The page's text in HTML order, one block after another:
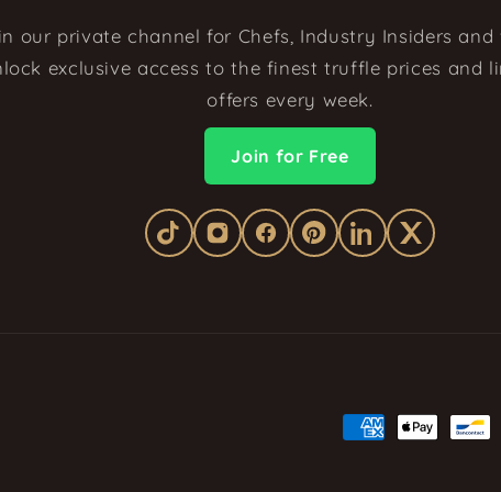
our private channel for Chefs, Industry Insiders and
exclusive access to the finest truffle prices and
offers every week.
Join for Free
Betaalmethoden